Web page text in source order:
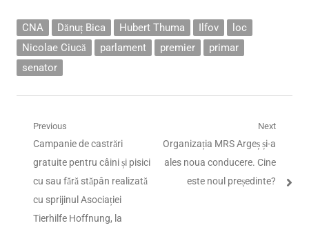
CNA Dănuț Bica Hubert Thuma Ilfov
loc
Nicolae Ciucă
parlament premier
primar
senator
Navigare
articole
Previous
Previous
post:
Campanie de castrări
gratuite pentru câini și pisici
cu sau fără stăpân realizată
cu sprijinul Asociației
Tierhilfe Hoffnung, la
Next
Next
post:
Organizația MRS Argeș și-a
ales noua conducere. Cine
este noul președinte?